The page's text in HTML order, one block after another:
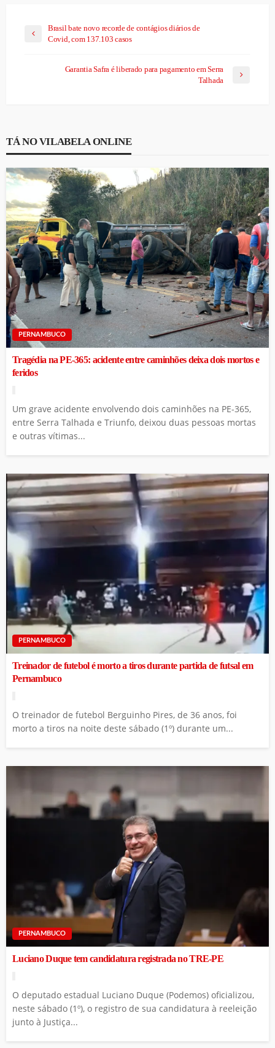
Brasil bate novo recorde de contágios diários de
Covid, com 137.103 casos
Garantia Safra é liberado para pagamento em Serra
Talhada
TÁ NO VILABELA ONLINE
PERNAMBUCO
Tragédia na PE-365: acidente entre caminhões deixa dois mortos e
feridos
Um grave acidente envolvendo dois caminhões na PE-365,
entre Serra Talhada e Triunfo, deixou duas pessoas mortas
e outras vítimas...
PERNAMBUCO
Treinador de futebol é morto a tiros durante partida de futsal em
Pernambuco
O treinador de futebol Berguinho Pires, de 36 anos, foi
morto a tiros na noite deste sábado (1º) durante um...
PERNAMBUCO
Luciano Duque tem candidatura registrada no TRE-PE
O deputado estadual Luciano Duque (Podemos) oficializou,
neste sábado (1º), o registro de sua candidatura à reeleição
junto à Justiça...